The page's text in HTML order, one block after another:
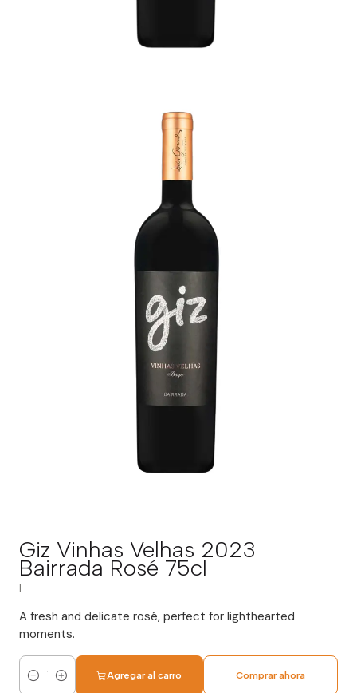
Giz Vinhas Velhas 2023
Bairrada Rosé 75cl
A fresh and delicate rosé, perfect for lighthearted
moments.
Cantidad
Agregar al carro Comprar ahora